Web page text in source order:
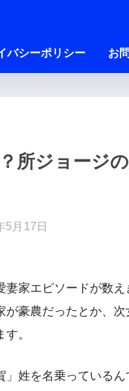
バシーポリシー お
所ジョージ
5月17日
妻家エピソードが数
豪農だったとか、
。
」姓を名乗っている